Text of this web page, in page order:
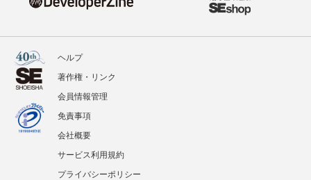
ヘルプ
著作権・リンク
会員情報管理
免責事項
会社概要
サービス利用規約
プライバシーポリシー